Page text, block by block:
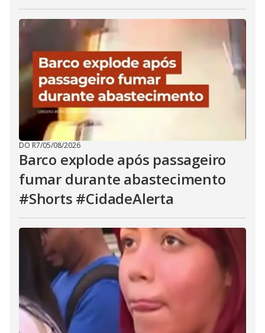
DO R7/05/08/2026
Barco explode após passageiro
fumar durante abastecimento
#Shorts #CidadeAlerta